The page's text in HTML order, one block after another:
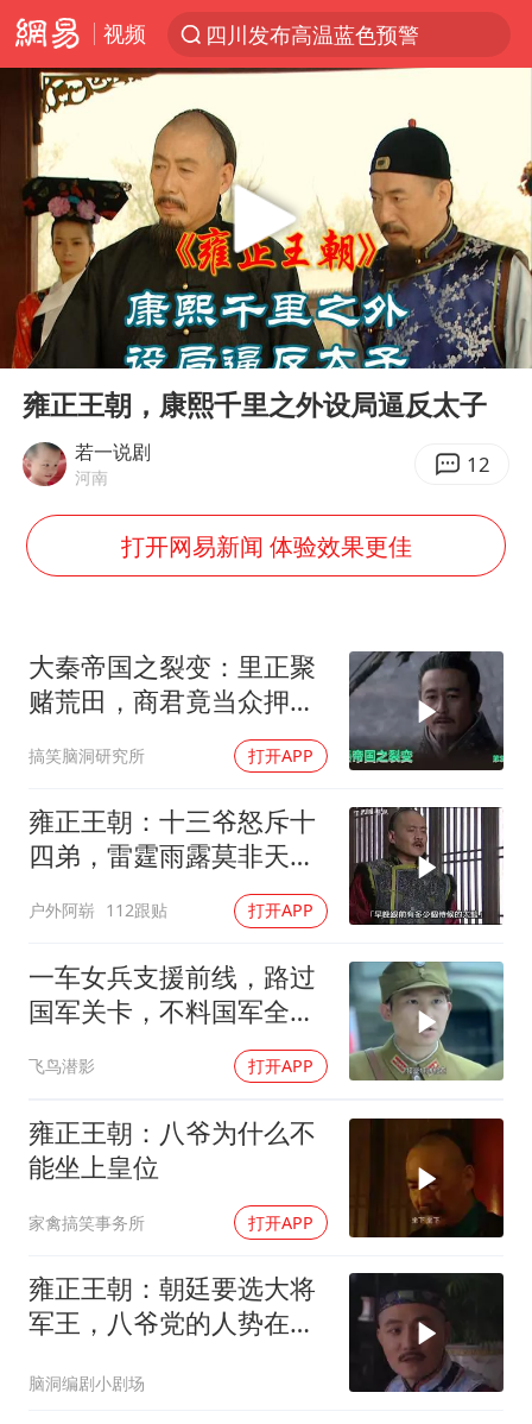
视频
四川发布高温蓝色预警
上海鼓励居家办公
血指纹匹配成功，20年悬案告破！凶手被执行死刑
费大厨口号更改 不再宣传小炒肉大王
独闯南太行失联女子遗体已找到
成都多趟列车临时停运
多地银行上调存款利率
朱一龙的鼻子怎么了
白海豚突然大拐弯 走出罕见路线
SK海力士回应“或出售重庆工厂”传闻
大疆错失宇树
“还不如不放假”
从科技创新看开局起步的时与势
Play
04:38
雍正王朝，康熙千里之外设局逼反太子
若一说剧
河南 12
打开网易新闻 体验效果更佳
大秦帝国之裂变：里正聚
赌荒田，商君竟当众押
搞笑脑洞研究所 打开APP
雍正王朝：十三爷怒斥十
四弟，雷霆雨露莫非天
户外阿崭 112跟贴 打开APP
一车女兵支援前线，路过
国军关卡，不料国军全是
飞鸟潜影 打开APP
雍正王朝：八爷为什么不
能坐上皇位
家禽搞笑事务所 打开APP
雍正王朝：朝廷要选大将
军王，八爷党的人势在必
脑洞编剧小剧场